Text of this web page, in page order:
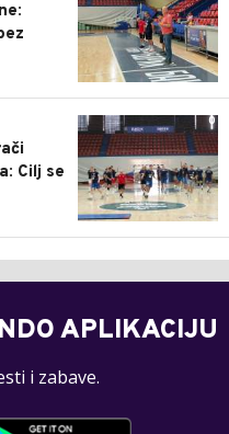
0
Cilj se
APLIKACIJU
i zabave.